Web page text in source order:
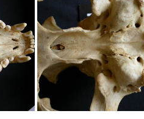
Crâne : vue ventrale